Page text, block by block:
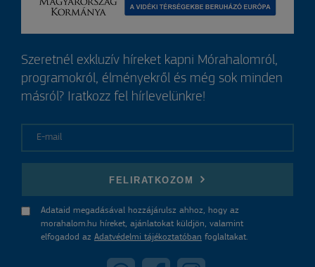
Szeretnél exkluzív híreket kapni Mórahalomról,
programokról, élményekről és még sok minden
másról? Iratkozz fel hírlevelünkre!
FELIRATKOZOM
Adataid megadásával hozzájárulsz ahhoz, hogy az
morahalom.hu híreket, ajánlatokat küldjön, valamint
elfogadod az Adatvédelmi tájékoztatóban foglaltakat.